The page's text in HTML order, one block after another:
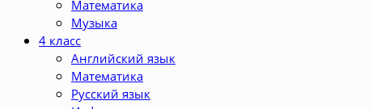
Математика
Музыка
4 класс
Английский язык
Математика
Русский язык